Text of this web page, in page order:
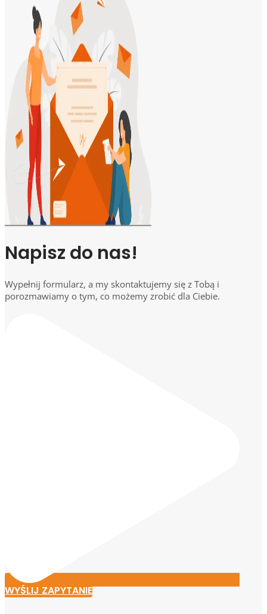
Napisz do nas!
Wypełnij formularz, a my skontaktujemy się z Tobą i
porozmawiamy o tym, co możemy zrobić dla Ciebie.
WYŚLIJ ZAPYTANIE